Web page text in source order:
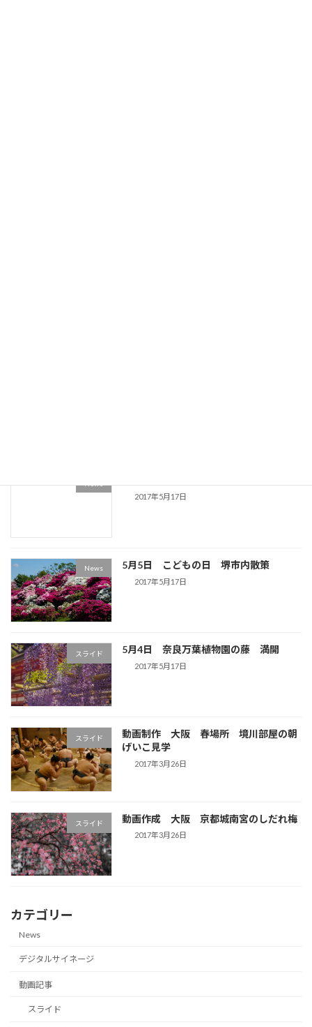
News
2017年5月17日
News 5月5日 こどもの日 堺市内散策
2017年5月17日
スライド 5月4日 奈良万葉植物園の藤 満開
2017年5月17日
スライド
動画制作 大阪 春場所 境川部屋の朝
げいこ見学
2017年3月26日
スライド 動画作成 大阪 京都城南宮のしだれ梅
2017年3月26日
カテゴリー
News
デジタルサイネージ
動画記事
スライド